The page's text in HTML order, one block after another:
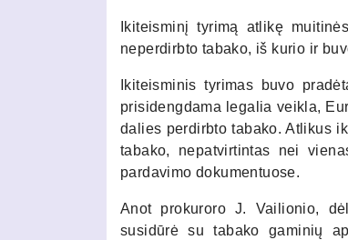
Ikiteisminį tyrimą atlikę
neperdirbto tabako, iš kurio ir
Ikiteisminis tyrimas buvo
prisidengdama legalia veikla,
dalies perdirbto tabako. Atlikus
tabako, nepatvirtintas nei
pardavimo dokumentuose.
Anot prokuroro J. Vailionio,
susidūrė su tabako gaminių